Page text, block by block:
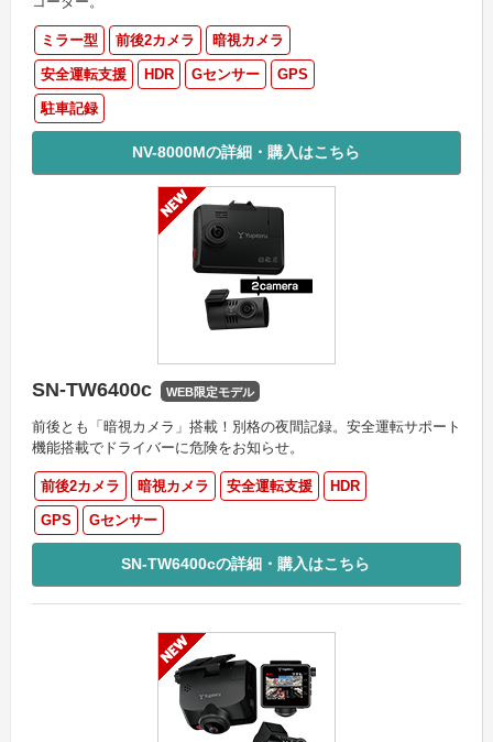
ミラー型 前後2カメラ 暗視カメラ
安全運転支援 HDR Gセンサー GPS
駐車記録
NV-8000Mの詳細・購入はこちら
SN-TW6400c WEB限定モデル
前後とも「暗視カメラ」搭載！別格の夜間記録。安全運転サポート
機能搭載でドライバーに危険をお知らせ。
前後2カメラ 暗視カメラ 安全運転支援 HDR
GPS Gセンサー
SN-TW6400cの詳細・購入はこちら